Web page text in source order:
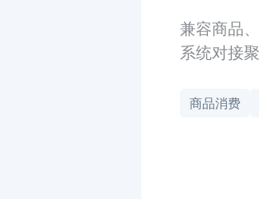
兼容商品
系统对接
商品消费